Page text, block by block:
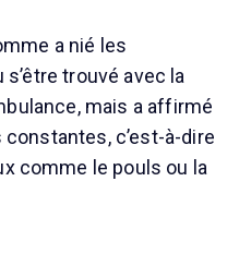
a nié les
trouvé avec la
mais a affirmé
c’est-à-dire
comme le pouls ou la